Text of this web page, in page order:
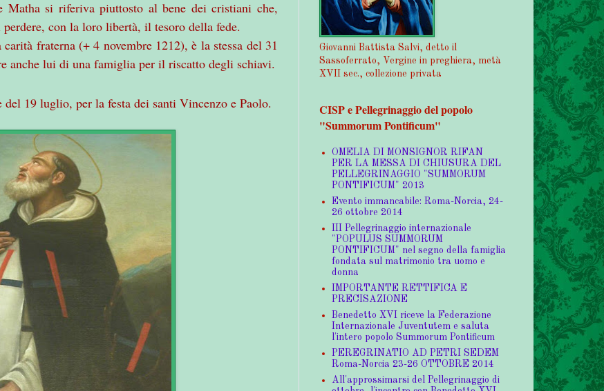
si riferiva piuttosto al bene dei cristiani che,
con la loro libertà, il tesoro della fede.
fraterna (+ 4 novembre 1212), è la stessa del 31
anche lui di una famiglia per il riscatto degli schiavi.
19 luglio, per la festa dei santi Vincenzo e Paolo.
Giovanni Battista Salvi, detto il
Sassoferrato, Vergine in preghiera, metà
XVII sec., collezione privata
CISP e Pellegrinaggio del popolo
"Summorum Pontificum"
OMELIA DI MONSIGNOR RIFAN
PER LA MESSA DI CHIUSURA DEL
PELLEGRINAGGIO "SUMMORUM
PONTIFICUM" 2013
Evento immancabile: Roma-Norcia, 24-
26 ottobre 2014
III Pellegrinaggio internazionale
"POPULUS SUMMORUM
PONTIFICUM" nel segno della famiglia
fondata sul matrimonio tra uomo e
donna
IMPORTANTE RETTIFICA E
PRECISAZIONE
Benedetto XVI riceve la Federazione
Internazionale Juventutem e saluta
l'intero popolo Summorum Pontificum
PEREGRINATIO AD PETRI SEDEM
Roma-Norcia 23-26 OTTOBRE 2014
All'approssimarsi del Pellegrinaggio di